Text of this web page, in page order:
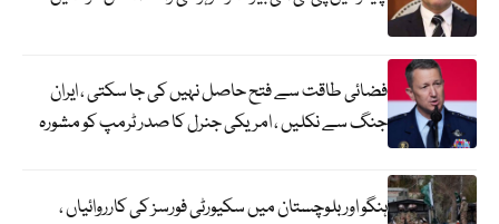
فضائی طاقت سے فتح حاصل نہیں کی جا سکتی ، ایران
جنگ سے نکلیں ، امریکی جنرل کا صدر ٹرمپ کو مشورہ
ہنگو اور بلوچستان میں سکیورٹی فورسز کی کارروائیاں ،